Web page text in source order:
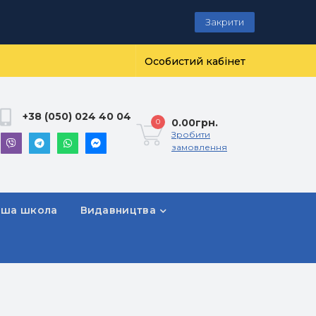
Закрити
Особистий кабінет
+38 (050) 024 40 04 0 0.00грн.
Зробити
замовлення
школа Видавництва